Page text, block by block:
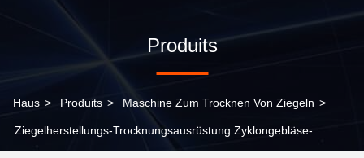
Produits
Haus > Produits > Maschine Zum Trocknen Von Ziegeln >
Ziegelherstellungs-Trocknungsausrüstung Zyklongebläse-